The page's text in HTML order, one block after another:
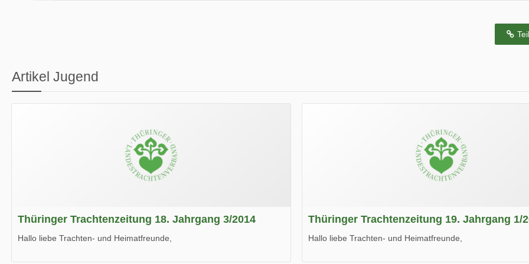
Artikel Jugend
Thüringer Trachtenzeitung 18. Jahrgang 3/2014
Hallo liebe Trachten- und Heimatfreunde,
Thüringer Trachtenzeitung 19. Jahrgang 1/
Hallo liebe Trachten- und Heimatfreunde,